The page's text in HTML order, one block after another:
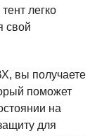
легко
свой
вы получаете
поможет
на
для